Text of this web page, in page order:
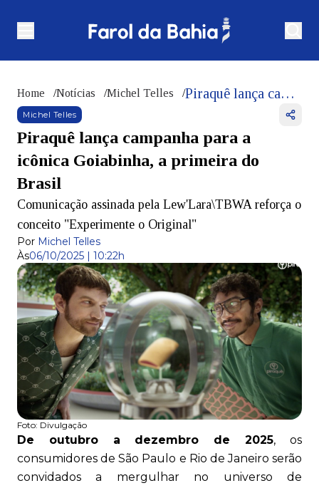
Home /Notícias /Michel Telles / Piraquê lança campanha para a icônica Goiabinha, a primeira do Brasil
Michel Telles
Piraquê lança campanha para a
icônica Goiabinha, a primeira do
Brasil
Comunicação assinada pela Lew'Lara\TBWA reforça o
conceito "Experimente o Original"
Por Michel Telles
Às06/10/2025 | 10:22h
Foto: Divulgação
De outubro a dezembro de 2025, os
consumidores de São Paulo e Rio de Janeiro serão
convidados a mergulhar no universo de